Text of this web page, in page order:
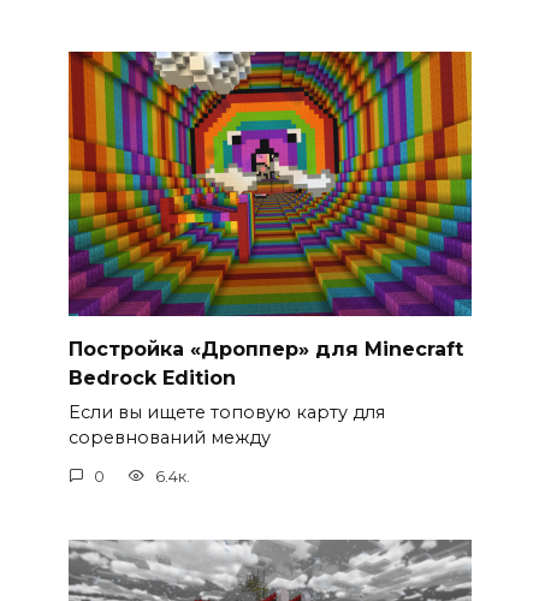
Постройка «Дроппер» для Minecraft
Bedrock Edition
Если вы ищете топовую карту для
соревнований между
0 6.4к.